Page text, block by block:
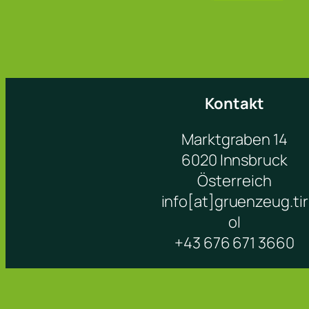
Kontakt
Marktgraben 14
6020 Innsbruck
Österreich
info[at]gruenzeug.tir
ol
+43 676 671 3660